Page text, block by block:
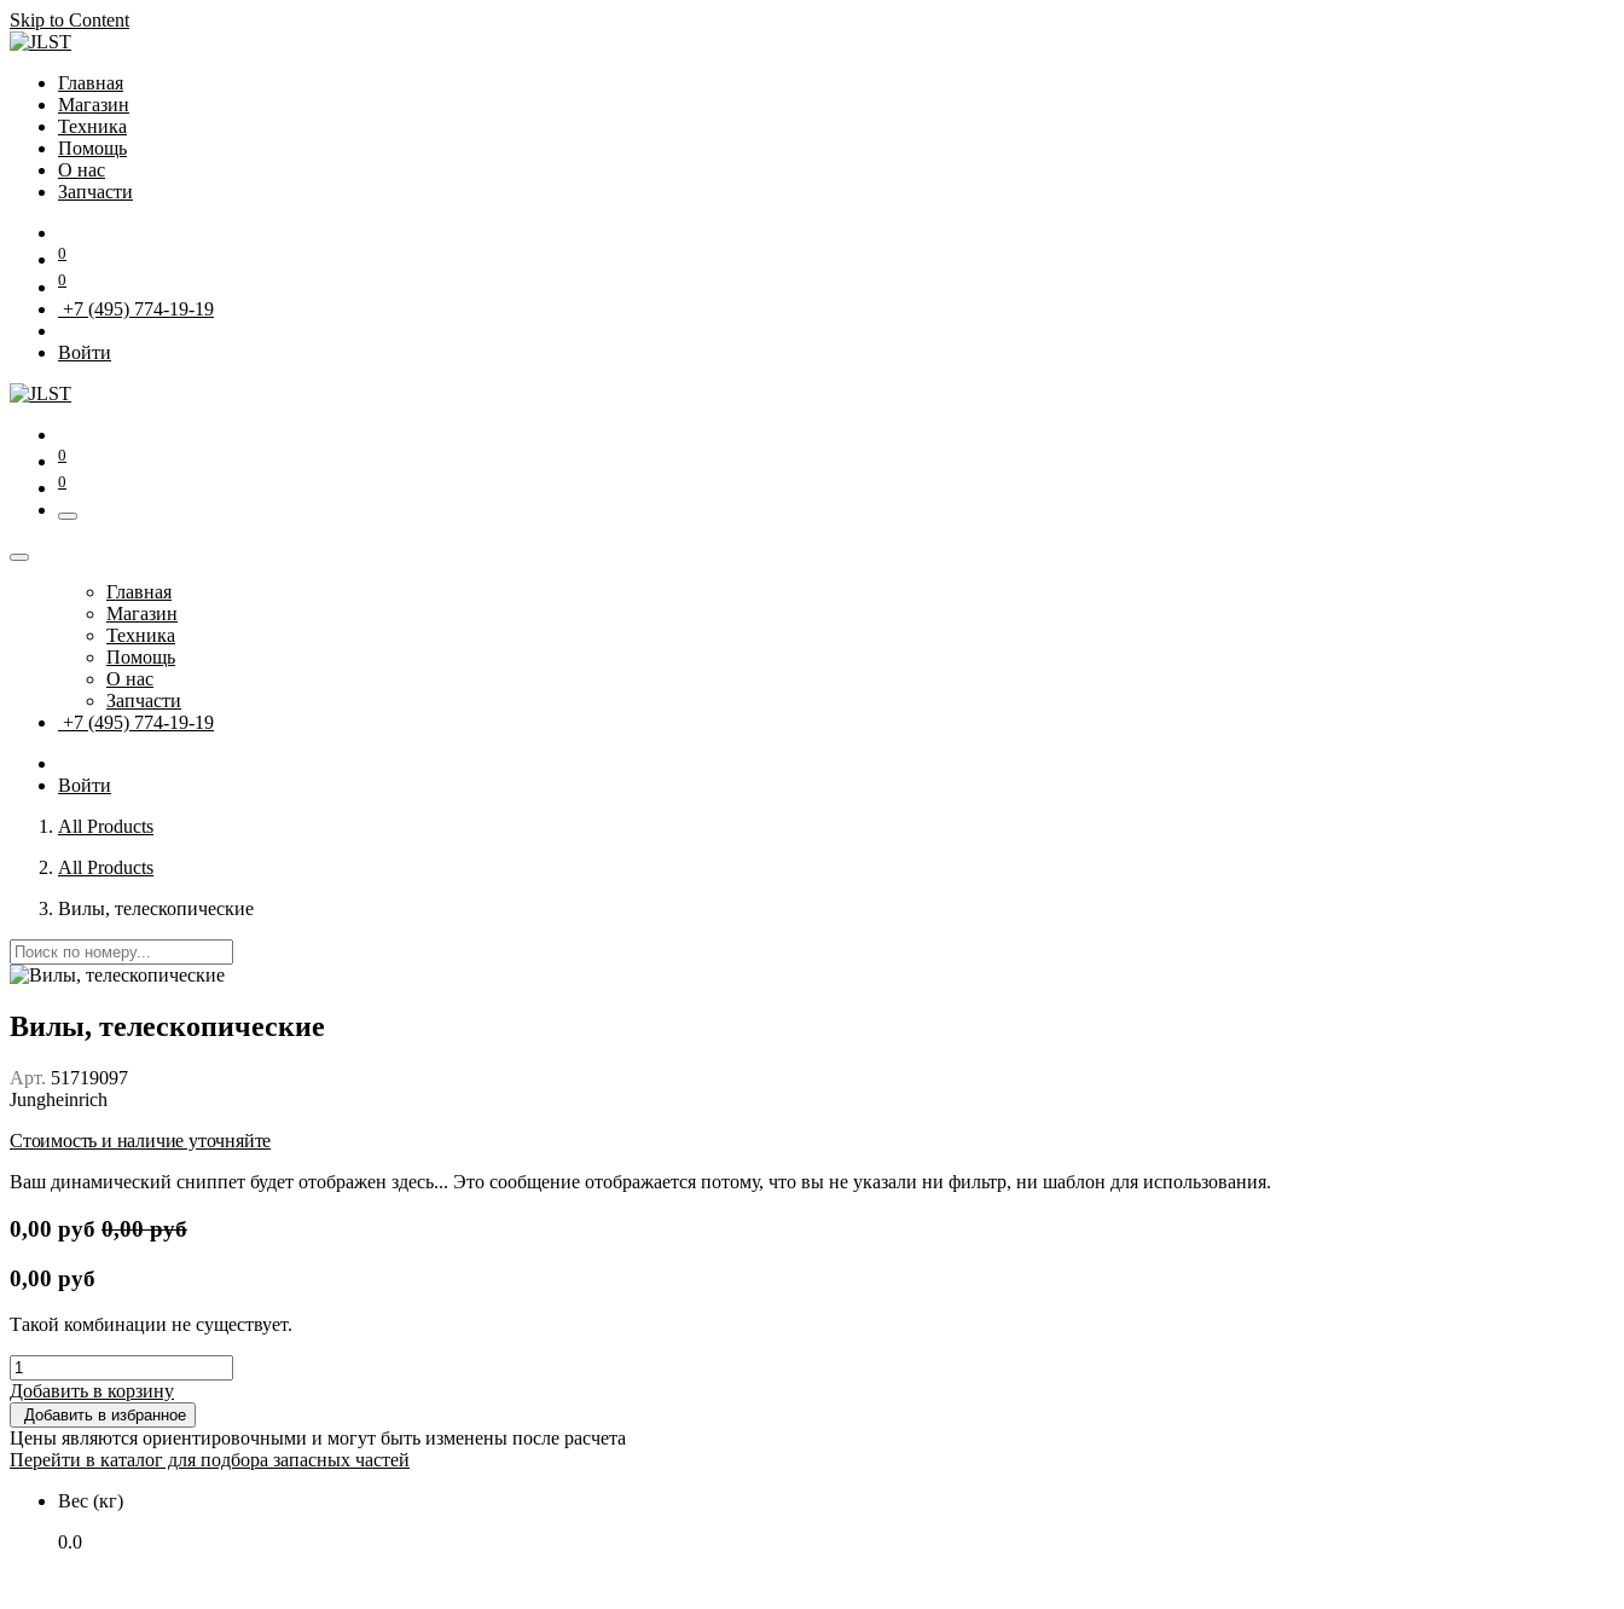
Skip to Content
Главная
Магазин
Техника
Помощь
О нас
Запчасти
0
0
+7 (495) 774-19-19
Войти
0
0
Главная
Магазин
Техника
Помощь
О нас
Запчасти
+7 (495) 774-19-19
Войти
All Products
All Products
Вилы, телескопические
Вилы, телескопические
Арт. 51719097
Jungheinrich
Стоимость и наличие уточняйте
Ваш динамический сниппет будет отображен здесь... Это сообщение отображается потому, что вы не указали ни фильтр, ни шаблон для использования.
0,00 руб 0,00руб
0,00 руб
Такой комбинации не существует.
Добавить в корзину
Добавить в избранное
Цены являются ориентировочными и могут быть изменены после расчета
Перейти в каталог для подбора запасных частей
Вес (кг)
0.0